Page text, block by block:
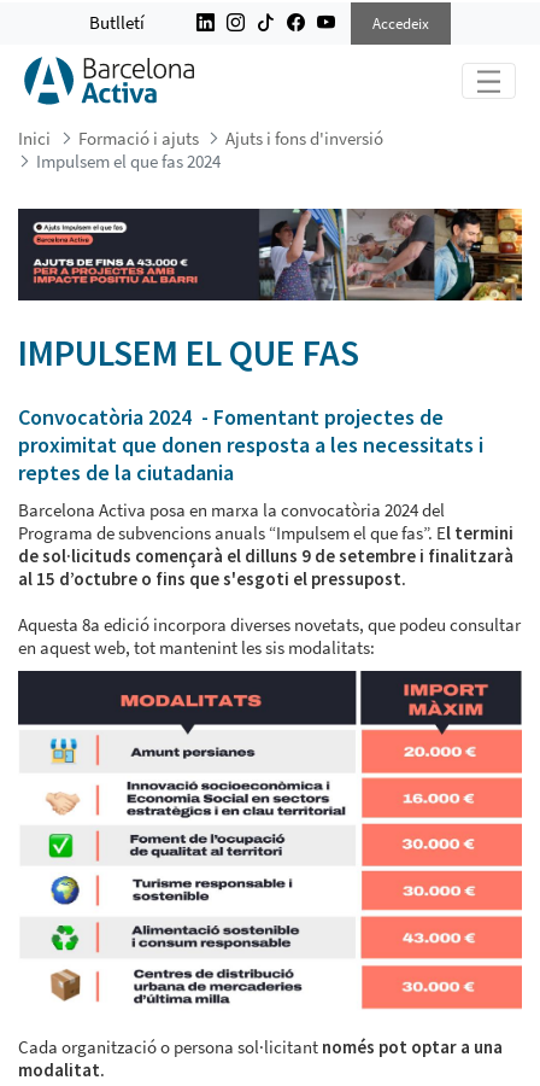
IMPULSEM EL QUE FAS 2024
Butlletí Accedeix
Inici Formació i ajuts
Ajuts i fons d'inversió
Impulsem el que fas 2024
IMPULSEM EL QUE FAS
Convocatòria 2024 - Fomentant projectes de
proximitat que donen resposta a les necessitats i
reptes de la ciutadania
Barcelona Activa posa en marxa la convocatòria 2024 del
Programa de subvencions anuals “Impulsem el que fas”. El termini
de sol·licituds començarà el dilluns 9 de setembre i finalitzarà
al 15 d’octubre o fins que s'esgoti el pressupost.
Aquesta 8a edició incorpora diverses novetats, que podeu consultar
en aquest web, tot mantenint les sis modalitats:
Cada organització o persona sol·licitant només pot optar a una
modalitat.